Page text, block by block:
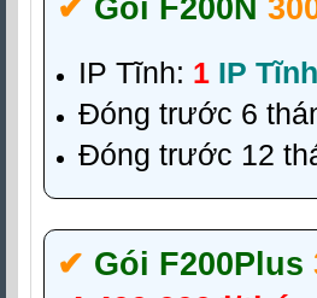
✔‎ Gói F200N
IP Tĩnh: 1 IP Tĩnh
Đóng trước 6
Đóng trước 12
✔‎ Gói F200Plus